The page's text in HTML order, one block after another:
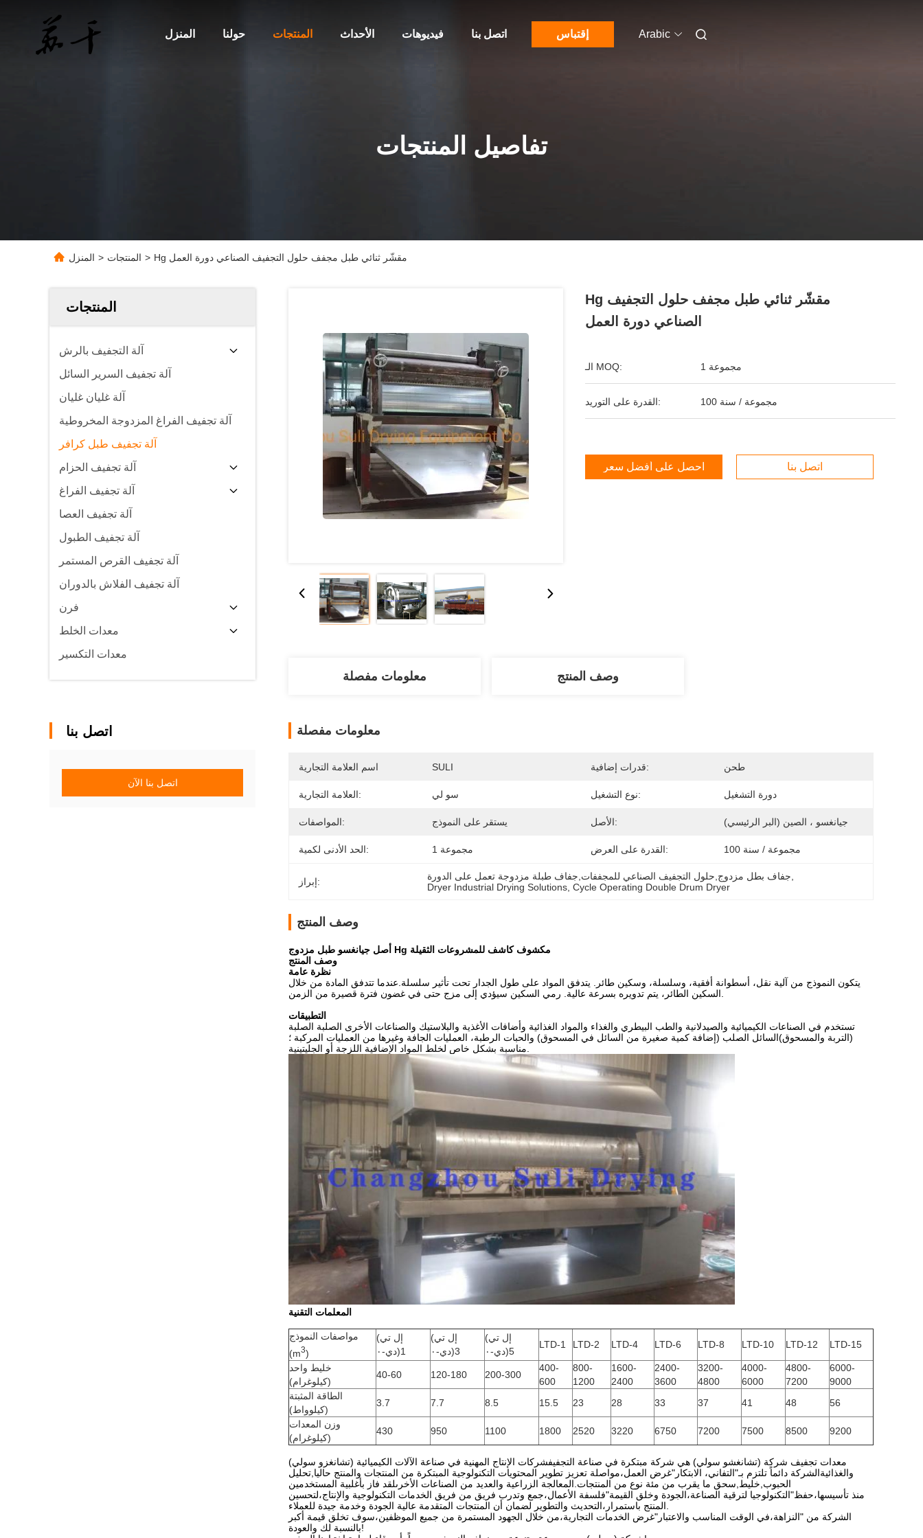
المنزل حولنا المنتجات الأحداث فيديوهات اتصل بنا إقتباس Arabic
تفاصيل المنتجات
المنزل > المنتجات > Hg مقشّر ثنائي طبل مجفف حلول التجفيف الصناعي دورة العمل
المنتجات
آلة التجفيف بالرش
آلة تجفيف السرير السائل
آلة غليان غليان
آلة تجفيف الفراغ المزدوجة المخروطية
آلة تجفيف طبل كرافر
آلة تجفيف الحزام
آلة تجفيف الفراغ
آلة تجفيف العصا
آلة تجفيف الطبول
آلة تجفيف القرص المستمر
آلة تجفيف الفلاش بالدوران
فرن
معدات الخلط
معدات التكسير
اتصل بنا
اتصل بنا الآن
Hg مقشّر ثنائي طبل مجفف حلول التجفيف
الصناعي دورة العمل
الـ MOQ: 1 مجموعة
القدرة على التوريد: 100 مجموعة / سنة
احصل على أفضل سعر اتصل بنا
معلومات مفصلة وصف المنتج
معلومات مفصلة
اسم العلامة التجارية SULI قدرات إضافية: طحن
العلامة التجارية: سو لي نوع التشغيل: دورة التشغيل
المواصفات: يستقر على النموذج الأصل: جيانغسو ، الصين (البر الرئيسي)
الحد الأدنى لكمية: 1 مجموعة القدرة على العرض: 100 مجموعة / سنة
إبراز: جفاف بطل مزدوج,حلول التجفيف الصناعي للمجففات,جفاف طبلة مزدوجة تعمل على الدورة
Dryer Industrial Drying Solutions , Cycle Operating Double Drum Dryer
وصف المنتج
أصل جيانغسو طبل مزدوج Hg مكشوف كاشف للمشروعات الثقيلة
وصف المنتج
نظرة عامة
يتكون النموذج من آلية نقل، أسطوانة أفقية، وسلسلة، وسكين طائر. يتدفق المواد على طول الجدار تحت تأثير سلسلة.عندما تتدفق المادة من خلال
التطبيقات
تستخدم في الصناعات الكيميائية والصيدلانية والطب البيطري والغذاء والمواد الغذائية وأضافات الأغذية والبلاستيك والصناعات الأخرى الصلبة الصلبة
(التربة والمسحوق)السائل الصلب (إضافة كمية صغيرة من السائل في المسحوق) والحبات الرطبة، العمليات الجافة وغيرها من العمليات المركبة ؛
المعلمات التقنية
مواصفات النموذج
(m3)
(إل تي
دي-٠)1
(إل تي
دي-٠)3
(إل تي
دي-٠)5
LTD-1 LTD-2 LTD-4 LTD-6 LTD-8 LTD-10 LTD-12 LTD-15
خليط واحد
(كيلوغرام)
40-60 120-180 200-300
400-
600
800-
1200
1600-
2400
2400-
3600
3200-
4800
4000-
6000
4800-
7200
6000-
9000
الطاقة المثبتة
(كيلوواط)
3.7 7.7 8.5 15.5 23 28 33 37 41 48
56
وزن المعدات
(كيلوغرام)
430 950 1100 1800 2520 3220 6750 7200 7500 8500 9200
(تشانغزو سولي) معدات تجفيف شركة (تشانغشو سولي) هي شركة مبتكرة في صناعة التجفيفشركات الإنتاج المهنية في صناعة الآلات الكيميائية
والغذائيةالشركة دائماً تلتزم بـ"التفاني، الابتكار"غرض العمل،مواصلة تعزيز تطوير المحتويات التكنولوجية المبتكرة من المنتجات والمنتج حاليا,تحليل
الحبوب,خليط,سحق ما يقرب من مئة نوع من المنتجات.المعالجة الزراعية والعديد من الصناعات الأخرىلقد فاز بأغلبية المستخدمين
منذ تأسيسها،حفظ"التكنولوجيا لترقية الصناعة،الجودة وخلق القيمة"فلسفة الأعمال،جمع وتدرب فريق من فريق الخدمات التكنولوجية والإنتاج،لتحسين
الشركة من "النزاهة،في الوقت المناسب والاعتبار"غرض الخدمات التجارية،من خلال الجهود المستمرة من جميع الموظفين،سوف تخلق قيمة أكبر
بالنسبة لك والعودة!